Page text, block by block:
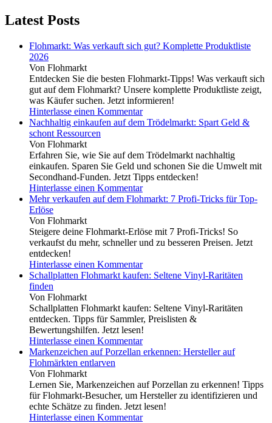
Latest Posts
Flohmarkt: Was verkauft sich gut? Komplette Produktliste
2026
Von Flohmarkt
Entdecken Sie die besten Flohmarkt-Tipps! Was verkauft sich
gut auf dem Flohmarkt? Unsere komplette Produktliste zeigt,
was Käufer suchen. Jetzt informieren!
Hinterlasse einen Kommentar
Nachhaltig einkaufen auf dem Trödelmarkt: Spart Geld &
schont Ressourcen
Von Flohmarkt
Erfahren Sie, wie Sie auf dem Trödelmarkt nachhaltig
einkaufen. Sparen Sie Geld und schonen Sie die Umwelt mit
Secondhand-Funden. Jetzt Tipps entdecken!
Hinterlasse einen Kommentar
Mehr verkaufen auf dem Flohmarkt: 7 Profi-Tricks für Top-
Erlöse
Von Flohmarkt
Steigere deine Flohmarkt-Erlöse mit 7 Profi-Tricks! So
verkaufst du mehr, schneller und zu besseren Preisen. Jetzt
entdecken!
Hinterlasse einen Kommentar
Schallplatten Flohmarkt kaufen: Seltene Vinyl-Raritäten
finden
Von Flohmarkt
Schallplatten Flohmarkt kaufen: Seltene Vinyl-Raritäten
entdecken. Tipps für Sammler, Preislisten &
Bewertungshilfen. Jetzt lesen!
Hinterlasse einen Kommentar
Markenzeichen auf Porzellan erkennen: Hersteller auf
Flohmärkten entlarven
Von Flohmarkt
Lernen Sie, Markenzeichen auf Porzellan zu erkennen! Tipps
für Flohmarkt-Besucher, um Hersteller zu identifizieren und
echte Schätze zu finden. Jetzt lesen!
Hinterlasse einen Kommentar